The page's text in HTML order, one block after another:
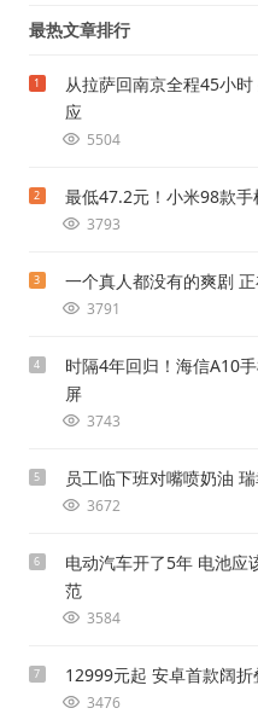
最热文章排行
1
从拉萨回南京全程45小
应
5504
2 最低47.2元！小米98款
3793
3 一个真人都没有的爽剧
3791
4
时隔4年回归！海信A10
屏
3743
5 员工临下班对嘴喷奶油
3672
6
电动汽车开了5年 电池应
范
3584
7 12999元起 安卓首款阔
3476